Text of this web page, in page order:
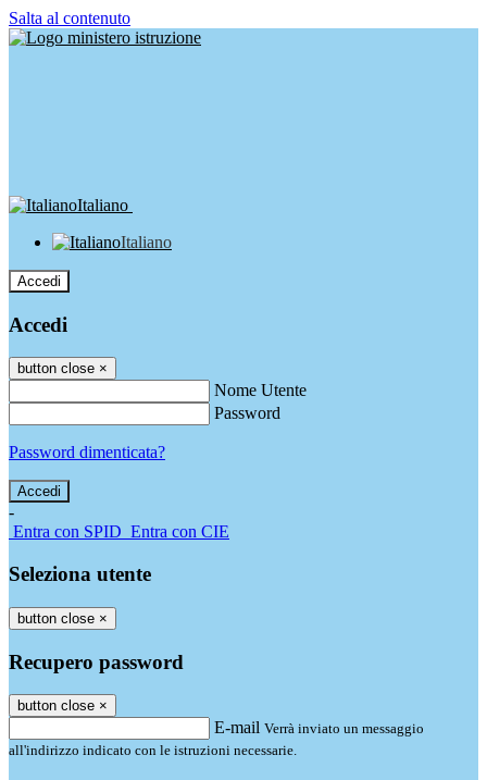
Salta al contenuto
Italiano
Italiano
Accedi
Accedi
button close ×
Nome Utente
Password
Password dimenticata?
-
Entra con SPID Entra con CIE
Seleziona utente
button close ×
Recupero password
button close ×
E-mail Verrà inviato un messaggio
all'indirizzo indicato con le istruzioni necessarie.